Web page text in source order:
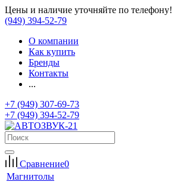
Цены и наличие уточняйте по телефону!
(949) 394-52-79
О компании
Как купить
Бренды
Контакты
...
+7 (949) 307-69-73
+7 (949) 394-52-79
Сравнение0
Магнитолы